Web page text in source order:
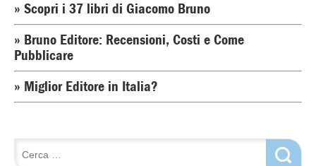
» Scopri i 37 libri di Giacomo Bruno
» Bruno Editore: Recensioni, Costi e Come
Pubblicare
» Miglior Editore in Italia?